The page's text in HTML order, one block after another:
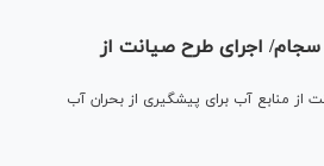
سجام/ اجرای طرح صیانت از
از منابع آب برای پیشگیری از بحران آب